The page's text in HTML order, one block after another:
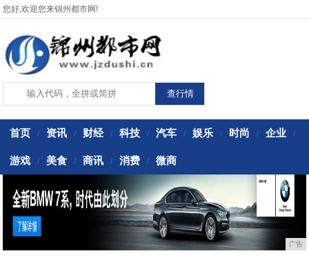
您好,欢迎您来锦州都市网!
首页 / 资讯 / 财经 / 科技 / 汽车 / 娱乐 / 时尚 / 企业 /
游戏 / 美食 / 商讯 / 消费 / 微商
广告